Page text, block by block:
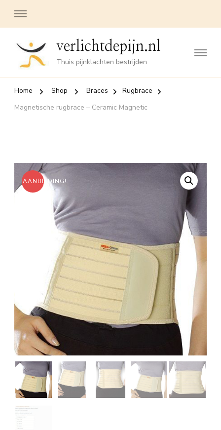
verlichtdepijn.nl
Thuis pijnklachten bestrijden
Home Shop Braces
Rugbrace
Magnetische rugbrace – Ceramic Magnetic
AANBIEDING!